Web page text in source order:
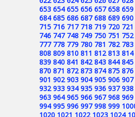
653 654 655 656 657 658 659
684 685 686 687 688 689 690
715 716 717 718 719 720 721
746 747 748 749 750 751 752
777 778 779 780 781 782 783
808 809 810 811 812 813 814
839 840 841 842 843 844 845
870 871 872 873 874 875 876
901 902 903 904 905 906 907
932 933 934 935 936 937 938
963 964 965 966 967 968 969
994 995 996 997 998 999
1020 1021 1022 1023 1024